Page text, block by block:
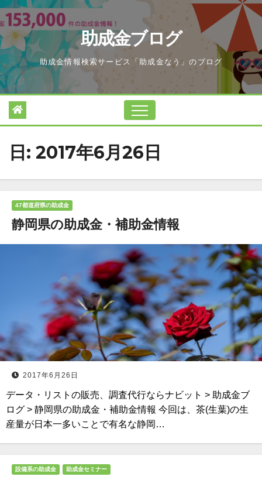
Skip
to
content
助成金ブログ
助成金情報検索サービス「助成金なう」のブログ
日: 2017年6月26日
47都道府県の助成金
静岡県の助成金・補助金情報
2017年6月26日
データ・リストの販売、調査代行ならナビット > 助成金ブ
ログ > 静岡県の助成金・補助金情報 今回は、茶(生葉)の生
産量が日本一多いことで有名な静岡…
設備系の助成金 助成金セミナー